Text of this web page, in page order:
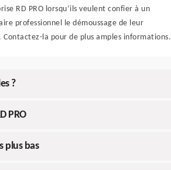
RD PRO lorsqu’ils veulent confier à un
professionnel le démoussage de leur
Contactez-la pour de plus amples informations.
?
PRO
plus bas